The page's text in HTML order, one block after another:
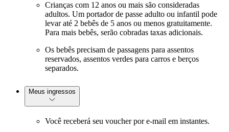
Crianças com 12 anos ou mais são consideradas
adultos. Um portador de passe adulto ou infantil pode
levar até 2 bebês de 5 anos ou menos gratuitamente.
Para mais bebês, serão cobradas taxas adicionais.
Os bebês precisam de passagens para assentos
reservados, assentos verdes para carros e berços
separados.
Meus ingressos
Você receberá seu voucher por e-mail em instantes.